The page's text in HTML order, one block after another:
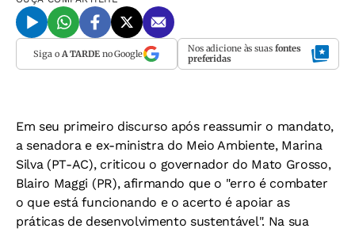
Siga o A TARDEno Google Nos adicione às suas fontes
preferidas
Em seu primeiro discurso após reassumir o mandato,
a senadora e ex-ministra do Meio Ambiente, Marina
Silva (PT-AC), criticou o governador do Mato Grosso,
Blairo Maggi (PR), afirmando que o "erro é combater
o que está funcionando e o acerto é apoiar as
práticas de desenvolvimento sustentável". Na sua